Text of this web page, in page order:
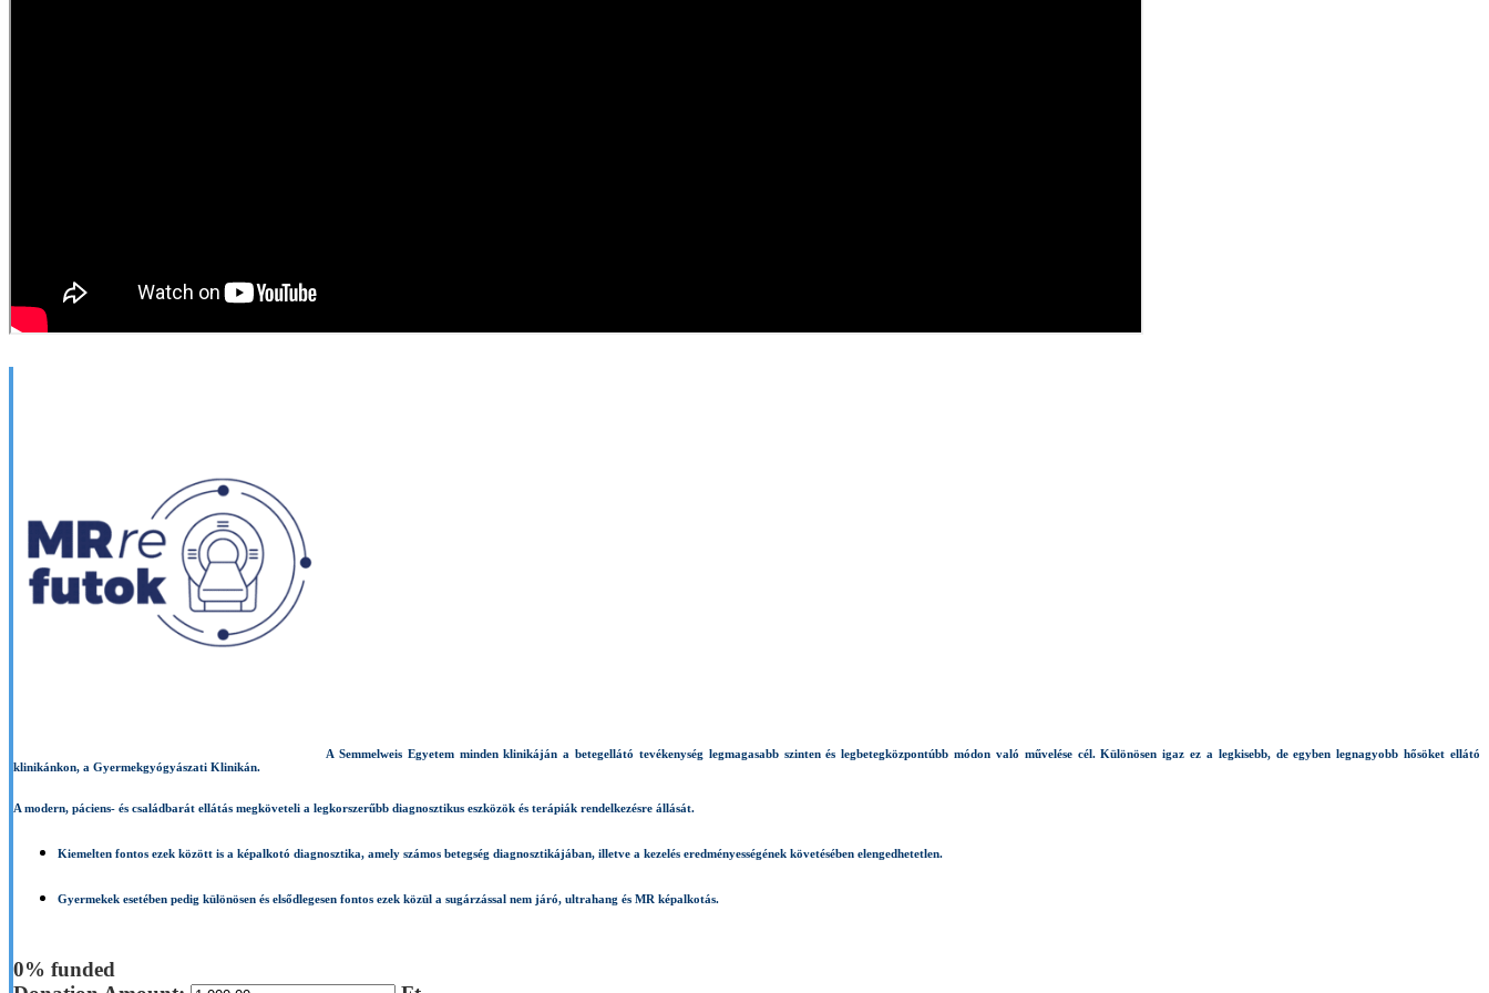
A Semmelweis Egyetem minden klinikáján a betegellátó tevékenység legmagasabb szinten és legbetegközpontúbb módon való művelése cél. Különösen igaz ez a legkisebb, de egyben legnagyobb hősöket ellátó
klinikánkon, a Gyermekgyógyászati Klinikán.
A modern, páciens- és családbarát ellátás megköveteli a legkorszerűbb diagnosztikus eszközök és terápiák rendelkezésre állását.
Kiemelten fontos ezek között is a képalkotó diagnosztika, amely számos betegség diagnosztikájában, illetve a kezelés eredményességének követésében elengedhetetlen.
Gyermekek esetében pedig különösen és elsődlegesen fontos ezek közül a sugárzással nem járó, ultrahang és MR képalkotás.
0% funded